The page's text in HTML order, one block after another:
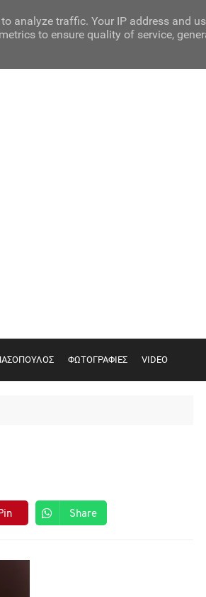
ΦΩΤΟΓΡΑΦΙΕΣ VIDEO
Share
analyze traffic. Your IP address and
to ensure quality of service,